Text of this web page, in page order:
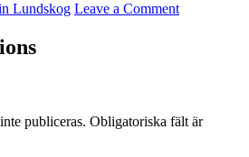
Lundskog Leave a Comment
publiceras. Obligatoriska fält är